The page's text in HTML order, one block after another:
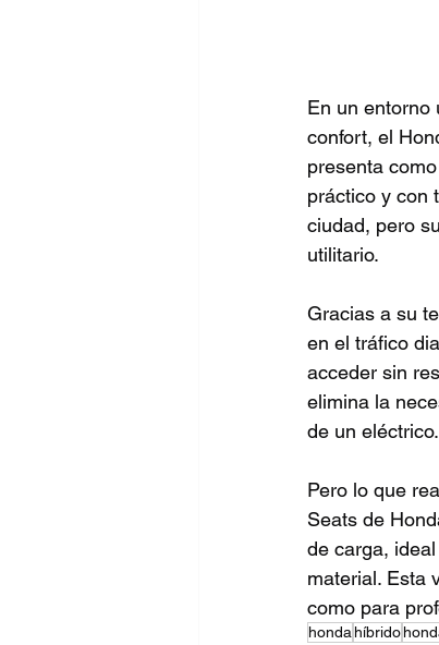
En un entorno
confort, el
presenta
práctico y con
ciudad, pero
utilitario.
Gracias a su
en el tráfico
acceder sin
elimina la
de un eléctrico.
Pero lo que
Seats de
de carga,
material. Esta
como para
hondahíbrido